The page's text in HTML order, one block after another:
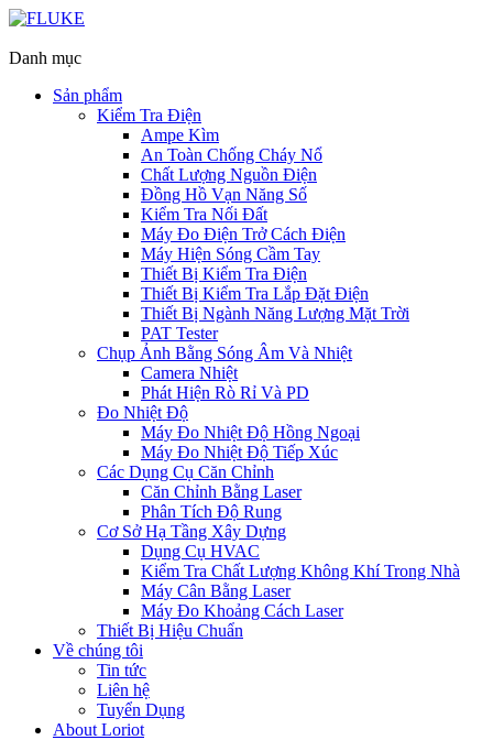
Danh mục
Sản phẩm
Kiểm Tra Điện
Ampe Kìm
An Toàn Chống Cháy Nổ
Chất Lượng Nguồn Điện
Đồng Hồ Vạn Năng Số
Kiểm Tra Nối Đất
Máy Đo Điện Trở Cách Điện
Máy Hiện Sóng Cầm Tay
Thiết Bị Kiểm Tra Điện
Thiết Bị Kiểm Tra Lắp Đặt Điện
Thiết Bị Ngành Năng Lượng Mặt Trời
PAT Tester
Chụp Ảnh Bằng Sóng Âm Và Nhiệt
Camera Nhiệt
Phát Hiện Rò Rỉ Và PD
Đo Nhiệt Độ
Máy Đo Nhiệt Độ Hồng Ngoại
Máy Đo Nhiệt Độ Tiếp Xúc
Các Dụng Cụ Căn Chỉnh
Căn Chỉnh Bằng Laser
Phân Tích Độ Rung
Cơ Sở Hạ Tầng Xây Dựng
Dụng Cụ HVAC
Kiểm Tra Chất Lượng Không Khí Trong Nhà
Máy Cân Bằng Laser
Máy Đo Khoảng Cách Laser
Thiết Bị Hiệu Chuẩn
Về chúng tôi
Tin tức
Liên hệ
Tuyển Dụng
About Loriot